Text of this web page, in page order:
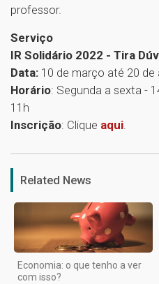
professor.
Serviço
IR Solidário 2022 - Tira
Data: 10 de março até 20 de
Horário: Segunda a sexta -
11h
Inscrição: Clique aqui
Related News
Economia: o que tenho a ver
com isso?